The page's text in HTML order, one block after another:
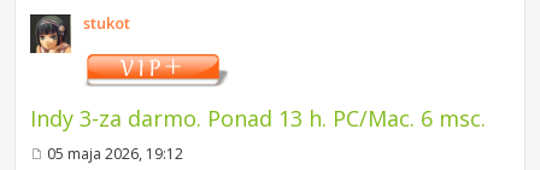
stukot
Indy 3-za darmo. Ponad 13 h. PC/Mac. 6 msc.
05 maja 2026, 19:12